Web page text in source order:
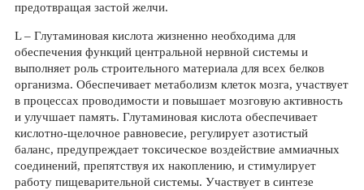
предотвращая застой желчи.
L – Глутаминовая кислота жизненно необходима для
обеспечения функций центральной нервной системы и
выполняет роль строительного материала для всех белков
организма. Обеспечивает метаболизм клеток мозга, участвует
в процессах проводимости и повышает мозговую активность
и улучшает память. Глутаминовая кислота обеспечивает
кислотно-щелочное равновесие, регулирует азотистый
баланс, предупреждает токсическое воздействие аммиачных
соединений, препятствуя их накоплению, и стимулирует
работу пищеварительной системы. Участвует в синтезе